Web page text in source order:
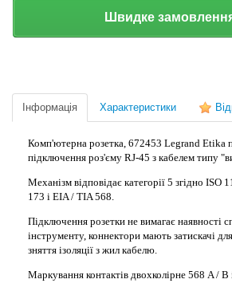
Швидке
Інформація Характеристики
Комп'ютерна розетка, 672453 Legrand Etika
підключення роз'єму RJ-45 з кабелем типу
Механізм відповідає категорії 5 згідно ISO
173 і EIA / TIA 568.
Підключення розетки не вимагає наявності
інструменту, коннектори мають затискачі
зняття ізоляції з жил кабелю.
Маркування контактів двохколірне 568 A / B